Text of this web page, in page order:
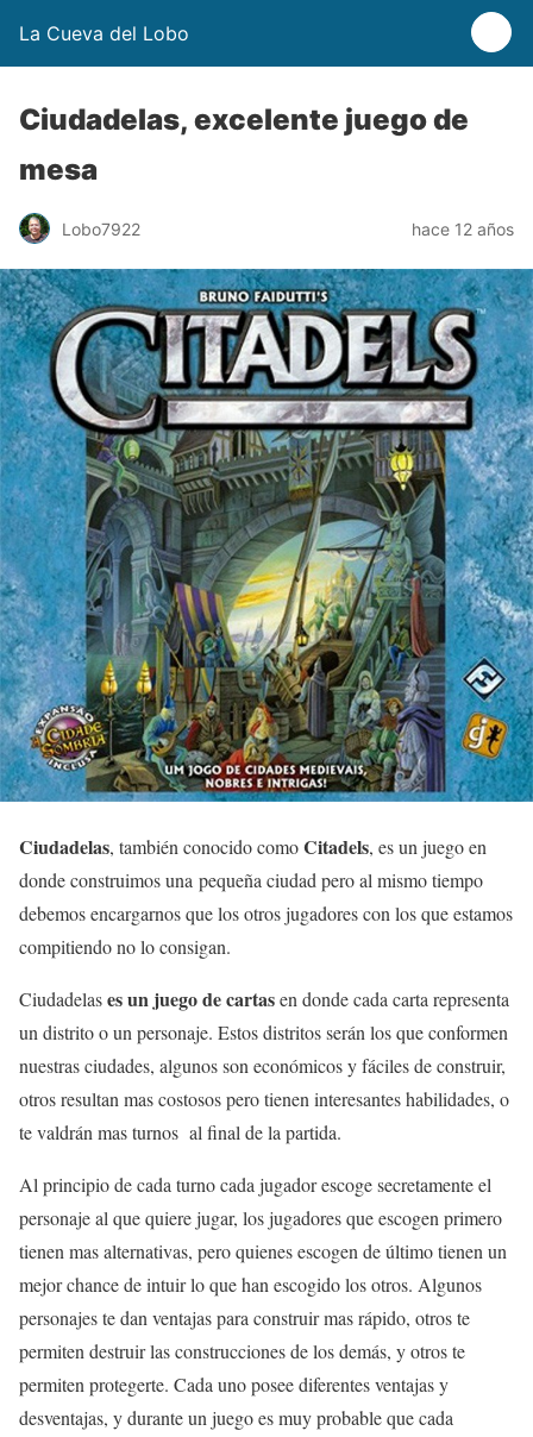
La Cueva del Lobo
Ciudadelas, excelente juego de
mesa
Lobo7922 hace 12 años
Ciudadelas, también conocido comoCitadels, es un juego en
donde construimos una pequeña ciudad pero al mismo tiempo
debemos encargarnos que los otros jugadores con los que estamos
compitiendo no lo consigan.
Ciudadelases un juego de cartasen donde cada carta representa
un distrito o un personaje. Estos distritos serán los que conformen
nuestras ciudades, algunos son económicos y fáciles de construir,
otros resultan mas costosos pero tienen interesantes habilidades, o
te valdrán mas turnos al final de la partida.
Al principio de cada turno cada jugador escoge secretamente el
personaje al que quiere jugar, los jugadores que escogen primero
tienen mas alternativas, pero quienes escogen de último tienen un
mejor chance de intuir lo que han escogido los otros. Algunos
personajes te dan ventajas para construir mas rápido, otros te
permiten destruir las construcciones de los demás, y otros te
permiten protegerte. Cada uno posee diferentes ventajas y
desventajas, y durante un juego es muy probable que cada